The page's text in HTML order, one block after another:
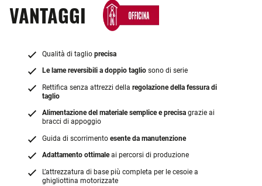
VANTAGGI
Qualità di taglio precisa
Le lame reversibili a doppio taglio sono di serie
Rettifica senza attrezzi della regolazione della fessura di
taglio
Alimentazione del materiale semplice e precisa grazie ai
bracci di appoggio
Guida di scorrimento esente da manutenzione
Adattamento ottimaleai percorsi di produzione
L’attrezzatura di base più completa per le cesoie a
ghigliottina motorizzate